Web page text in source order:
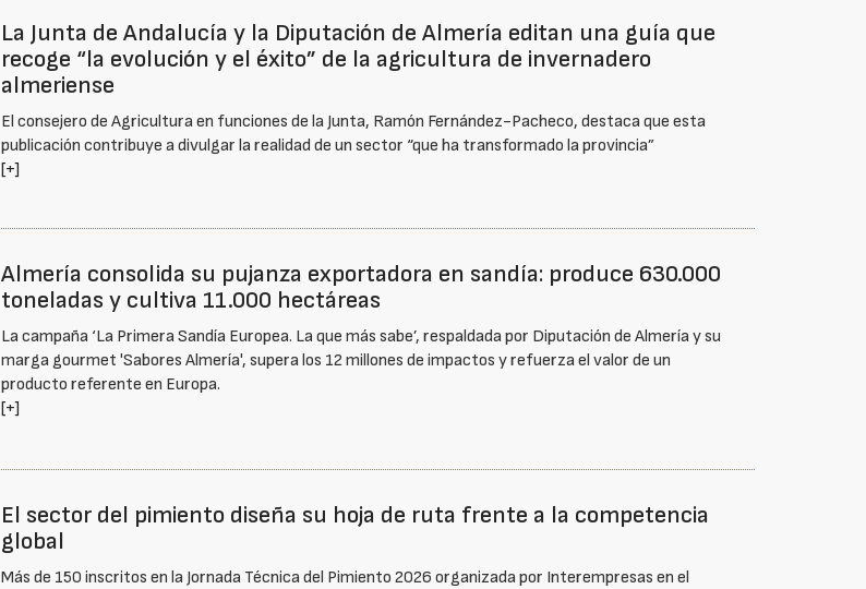
La Junta de Andalucía y la Diputación de Almería editan una guía que
recoge “la evolución y el éxito” de la agricultura de invernadero
almeriense
El consejero de Agricultura en funciones de la Junta, Ramón Fernández-Pacheco, destaca que esta
publicación contribuye a divulgar la realidad de un sector “que ha transformado la provincia”
[+]
Almería consolida su pujanza exportadora en sandía: produce 630.000
toneladas y cultiva 11.000 hectáreas
La campaña ‘La Primera Sandía Europea. La que más sabe’, respaldada por Diputación de Almería y su
marga gourmet 'Sabores Almería', supera los 12 millones de impactos y refuerza el valor de un
producto referente en Europa.
[+]
El sector del pimiento diseña su hoja de ruta frente a la competencia
global
Más de 150 inscritos en la Jornada Técnica del Pimiento 2026 organizada por Interempresas en el